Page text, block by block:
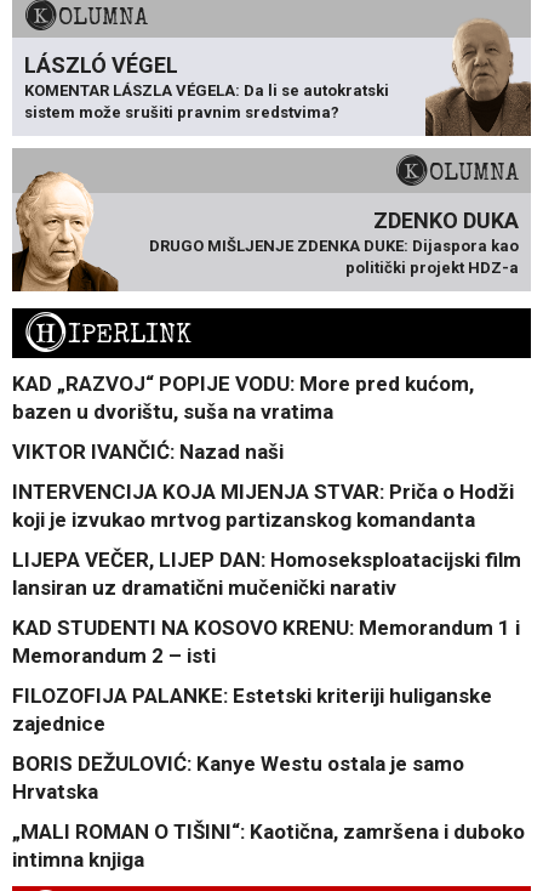
KOLUMNA
LÁSZLÓ VÉGEL
KOMENTAR LÁSZLA VÉGELA: Da li se autokratski
sistem može srušiti pravnim sredstvima?
KOLUMNA
ZDENKO DUKA
DRUGO MIŠLJENJE ZDENKA DUKE: Dijaspora kao
politički projekt HDZ-a
HIPERLINK
KAD „RAZVOJ“ POPIJE VODU: More pred kućom,
bazen u dvorištu, suša na vratima
VIKTOR IVANČIĆ: Nazad naši
INTERVENCIJA KOJA MIJENJA STVAR: Priča o Hodži
koji je izvukao mrtvog partizanskog komandanta
LIJEPA VEČER, LIJEP DAN: Homoseksploatacijski film
lansiran uz dramatični mučenički narativ
KAD STUDENTI NA KOSOVO KRENU: Memorandum 1 i
Memorandum 2 – isti
FILOZOFIJA PALANKE: Estetski kriteriji huliganske
zajednice
BORIS DEŽULOVIĆ: Kanye Westu ostala je samo
Hrvatska
„MALI ROMAN O TIŠINI“: Kaotična, zamršena i duboko
intimna knjiga